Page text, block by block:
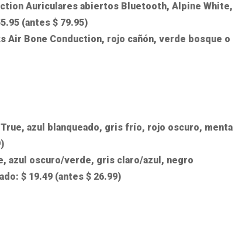
Auriculares abiertos Bluetooth, Alpine White,
(antes $ 79.95)
Bone Conduction, rojo cañón, verde bosque o
azul blanqueado, gris frío, rojo oscuro, menta
azul oscuro/verde, gris claro/azul, negro
$ 19.49 (antes $ 26.99)